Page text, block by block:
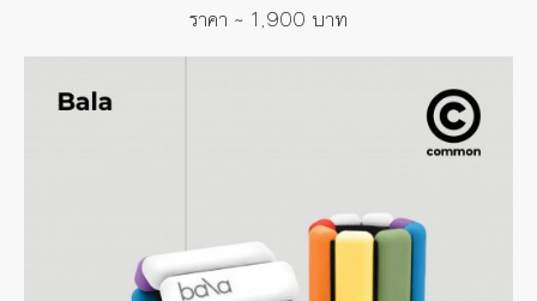
ราคา ~ 1,900 บาท